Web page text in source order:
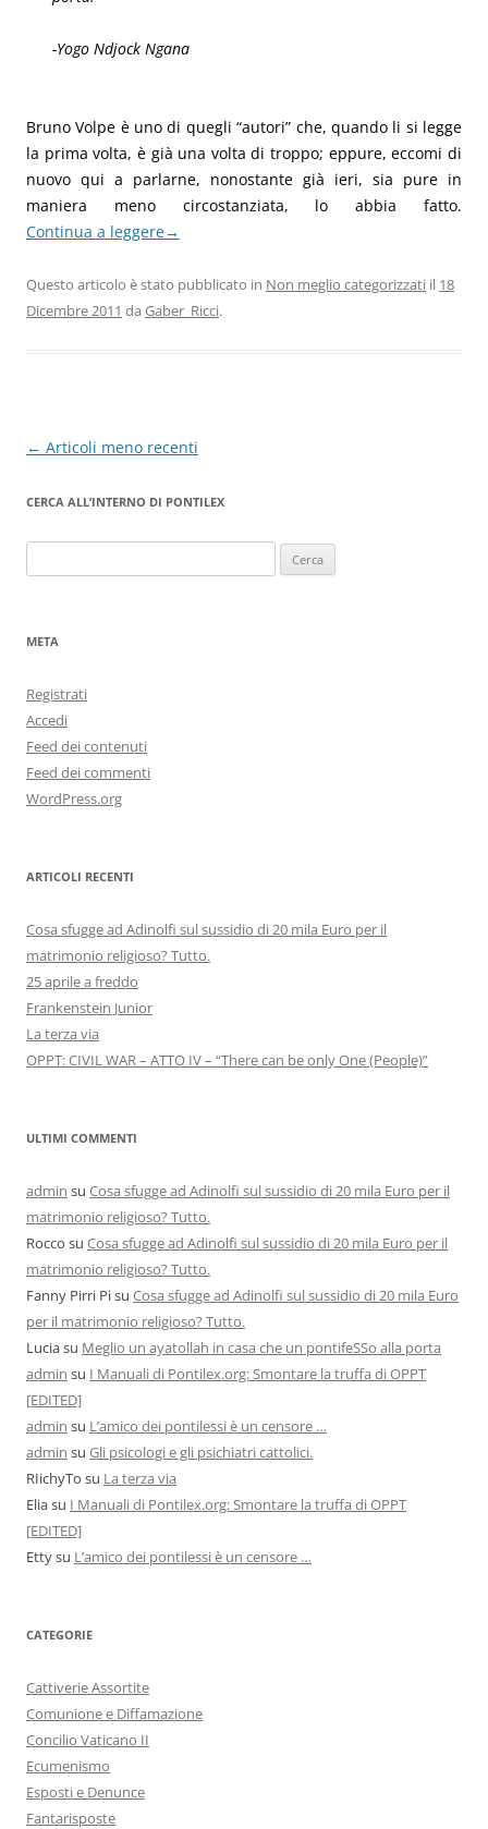
-Yogo Ndjock Ngana
Bruno Volpe è uno di quegli “autori” che, quando li si legge
la prima volta, è già una volta di troppo; eppure, eccomi di
nuovo qui a parlarne, nonostante già ieri, sia pure in
maniera meno circostanziata, lo abbia fatto.
Continua a leggere→
Questo articolo è stato pubblicato in Non meglio categorizzati il 18
Dicembre 2011 da Gaber_Ricci.
Navigazione
← Articoli meno recenti
CERCA ALL’INTERNO DI PONTILEX
per:
META
Registrati
Accedi
Feed dei contenuti
Feed dei commenti
WordPress.org
ARTICOLI RECENTI
Cosa sfugge ad Adinolfi sul sussidio di 20 mila Euro per il
matrimonio religioso? Tutto.
25 aprile a freddo
Frankenstein Junior
La terza via
OPPT: CIVIL WAR – ATTO IV – “There can be only One (People)”
ULTIMI COMMENTI
admin su Cosa sfugge ad Adinolfi sul sussidio di 20 mila Euro per il
matrimonio religioso? Tutto.
Rocco su Cosa sfugge ad Adinolfi sul sussidio di 20 mila Euro per il
matrimonio religioso? Tutto.
Fanny Pirri Pisu Cosa sfugge ad Adinolfi sul sussidio di 20 mila Euro
per il matrimonio religioso? Tutto.
Luciasu Meglio un ayatollah in casa che un pontifeSSo alla porta
admin su I Manuali di Pontilex.org: Smontare la truffa di OPPT
[EDITED]
admin su L’amico dei pontilessi è un censore …
admin su Gli psicologi e gli psichiatri cattolici.
RIichyTo su La terza via
Eliasu I Manuali di Pontilex.org: Smontare la truffa di OPPT
[EDITED]
Ettysu L’amico dei pontilessi è un censore …
CATEGORIE
Cattiverie Assortite
Comunione e Diffamazione
Concilio Vaticano II
Ecumenismo
Esposti e Denunce
Fantarisposte